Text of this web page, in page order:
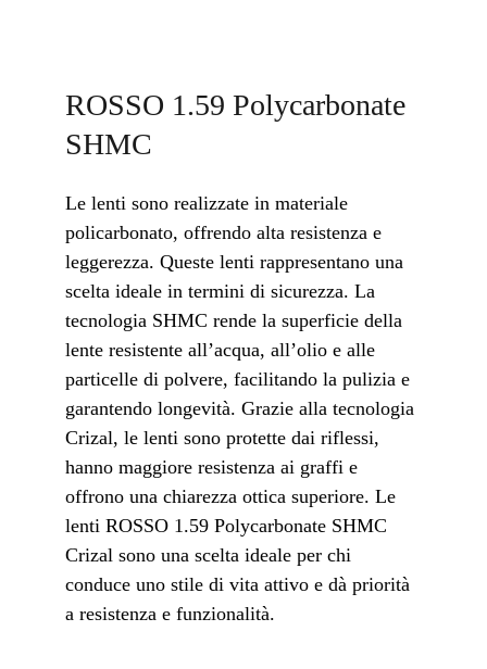
Le lenti sono realizzate in materiale
policarbonato, offrendo alta resistenza e
leggerezza. Queste lenti rappresentano una
scelta ideale in termini di sicurezza. La
tecnologia SHMC rende la superficie della
lente resistente all’acqua, all’olio e alle
particelle di polvere, facilitando la pulizia e
garantendo longevità. Grazie alla tecnologia
Crizal, le lenti sono protette dai riflessi,
hanno maggiore resistenza ai graffi e
offrono una chiarezza ottica superiore. Le
lenti ROSSO 1.59 Polycarbonate SHMC
Crizal sono una scelta ideale per chi
conduce uno stile di vita attivo e dà priorità
a resistenza e funzionalità.
ROSSO 1.59 Polycarbonate
SHMC